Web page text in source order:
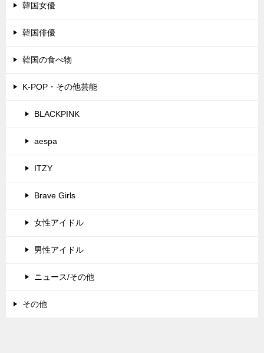
韓国女優
韓国俳優
韓国の食べ物
K-POP・その他芸能
BLACKPINK
aespa
ITZY
Brave Girls
女性アイドル
男性アイドル
ニュース/その他
その他